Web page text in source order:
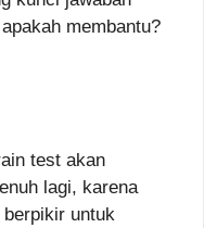
membantu?
test akan
lagi, karena
untuk